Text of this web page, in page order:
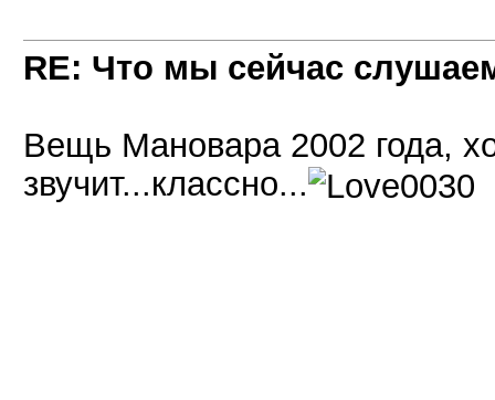
RE: Что мы сейчас
Вещь Мановара 2002 года,
звучит...классно...